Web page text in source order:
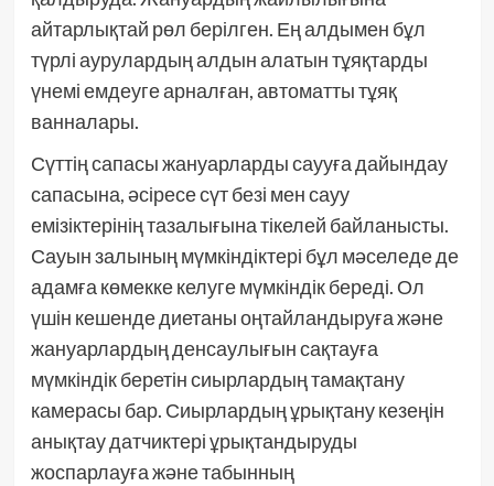
айтарлықтай рөл берілген. Ең алдымен бұл
түрлі аурулардың алдын алатын тұяқтарды
үнемі емдеуге арналған, автоматты тұяқ
ванналары.
Сүттің сапасы жануарларды саууға дайындау
сапасына, әсіресе сүт безі мен сауу
емізіктерінің тазалығына тікелей байланысты.
Сауын залының мүмкіндіктері бұл мәселеде де
адамға көмекке келуге мүмкіндік береді. Ол
үшін кешенде диетаны оңтайландыруға және
жануарлардың денсаулығын сақтауға
мүмкіндік беретін сиырлардың тамақтану
камерасы бар. Сиырлардың ұрықтану кезеңін
анықтау датчиктері ұрықтандыруды
жоспарлауға және табынның